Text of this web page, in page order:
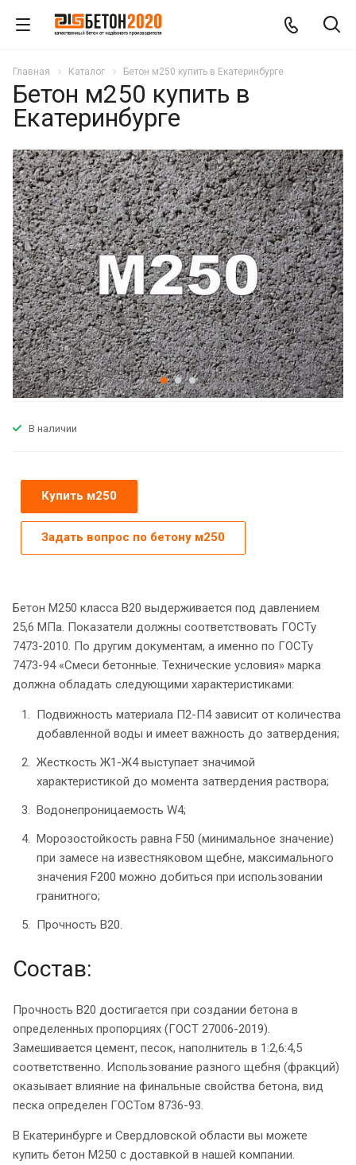
Главная Каталог Бетон м250 купить в Екатеринбурге
Бетон м250 купить в
Екатеринбурге
В наличии
Купить м250
Задать вопрос по бетону м250
Бетон М250 класса B20 выдерживается под давлением
25,6 МПа. Показатели должны соответствовать ГОСТу
7473-2010. По другим документам, а именно по ГОСТу
7473-94 «Смеси бетонные. Технические условия» марка
должна обладать следующими характеристиками:
Подвижность материала П2-П4 зависит от количества
добавленной воды и имеет важность до затвердения;
Жесткость Ж1-Ж4 выступает значимой
характеристикой до момента затвердения раствора;
Водонепроницаемость W4;
Морозостойкость равна F50 (минимальное значение)
при замесе на известняковом щебне, максимального
значения F200 можно добиться при использовании
гранитного;
Прочность B20.
Состав:
Прочность B20 достигается при создании бетона в
определенных пропорциях (ГОСТ 27006-2019).
Замешивается цемент, песок, наполнитель в 1:2,6:4,5
соответственно. Использование разного щебня (фракций)
оказывает влияние на финальные свойства бетона, вид
песка определен ГОСТом 8736-93.
В Екатеринбурге и Свердловской области вы можете
купить бетон М250 с доставкой в нашей компании.